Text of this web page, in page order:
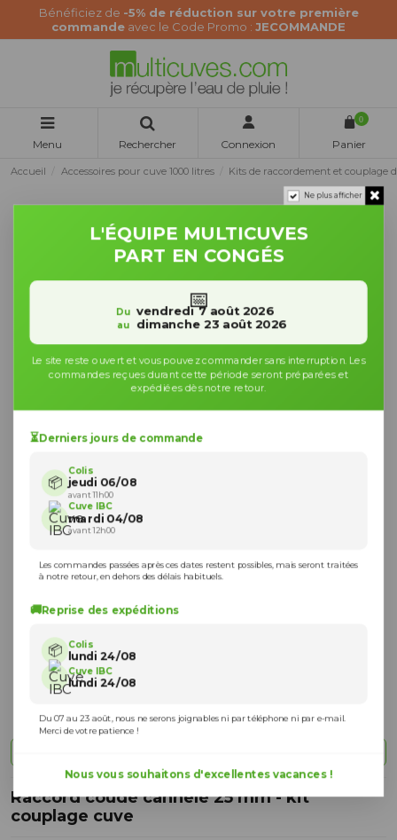
Bénéficiez de -5% de réduction sur votre première
commande avec le Code Promo : JECOMMANDE
Menu Rechercher Connexion
0
Panier
Accueil Accessoires pour cuve 1000 litres Kits de raccordement et couplage
Raccord coudé cannelé 25 mm - kit
couplage cuve
Ne plus afficher
L'ÉQUIPE MULTICUVES
PART EN CONGÉS
📅
Du vendredi 7 août 2026
au dimanche 23 août 2026
Le site reste ouvert et vous pouvez commander sans interruption. Les
commandes reçues durant cette période seront préparées et
expédiées dès notre retour.
⏳Derniers jours de commande
📦
Colis
jeudi 06/08
avant 11h00
Cuve IBC
mardi 04/08
avant 12h00
Les commandes passées après ces dates restent possibles, mais seront traitées
à notre retour, en dehors des délais habituels.
🚚Reprise des expéditions
📦 Colis
lundi 24/08
Cuve IBC
lundi 24/08
Du 07 au 23 août, nous ne serons joignables ni par téléphone ni par e-mail.
Merci de votre patience !
Nous vous souhaitons d'excellentes vacances !